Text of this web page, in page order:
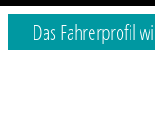
Das Fahrerprofil